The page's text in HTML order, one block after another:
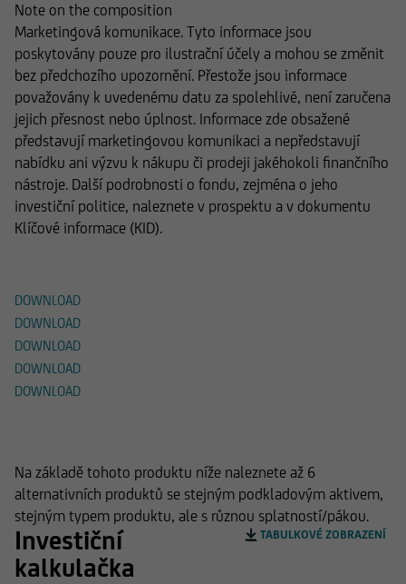
Note on the composition
Marketingová komunikace. Tyto informace jsou
poskytovány pouze pro ilustrační účely a mohou se změnit
bez předchozího upozornění. Přestože jsou informace
považovány k uvedenému datu za spolehlivé, není zaručena
jejich přesnost nebo úplnost. Informace zde obsažené
představují marketingovou komunikaci a nepředstavují
nabídku ani výzvu k nákupu či prodeji jakéhokoli finančního
nástroje. Další podrobnosti o fondu, zejména o jeho
investiční politice, naleznete v prospektu a v dokumentu
Klíčové informace (KID).
DOWNLOAD
DOWNLOAD
DOWNLOAD
DOWNLOAD
DOWNLOAD
Na základě tohoto produktu níže naleznete až 6
alternativních produktů se stejným podkladovým aktivem,
stejným typem produktu, ale s různou splatností/pákou.
Investiční
kalkulačka
TABULKOVÉ ZOBRAZENÍ